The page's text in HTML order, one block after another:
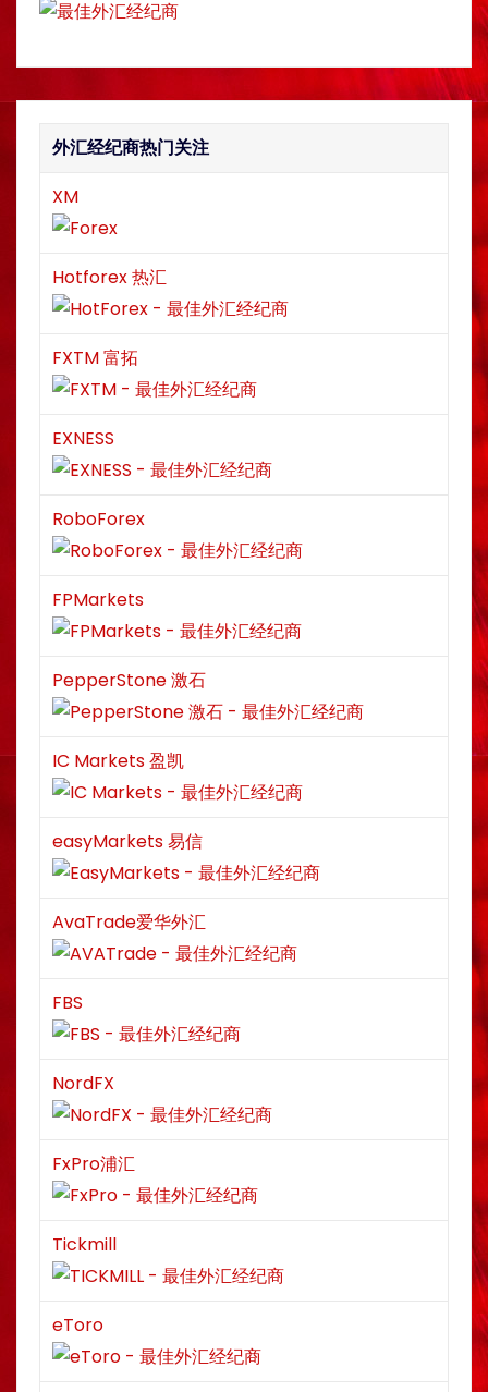
外汇经纪商热门关注
XM
Hotforex 热汇
FXTM 富拓
EXNESS
RoboForex
FPMarkets
PepperStone 激石
IC Markets 盈凯
easyMarkets 易信
AvaTrade爱华外汇
FBS
NordFX
FxPro浦汇
Tickmill
eToro